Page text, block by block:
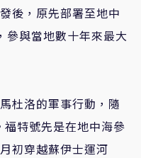
後，原先部署至地中
參與當地數十年來最大
杜洛的軍事行動，隨
特號先是在地中海參
初穿越蘇伊士運河